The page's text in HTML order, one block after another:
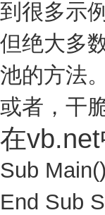
到很多示例
但绝大多
池的方法。
或者，干
在
Sub
End Sub